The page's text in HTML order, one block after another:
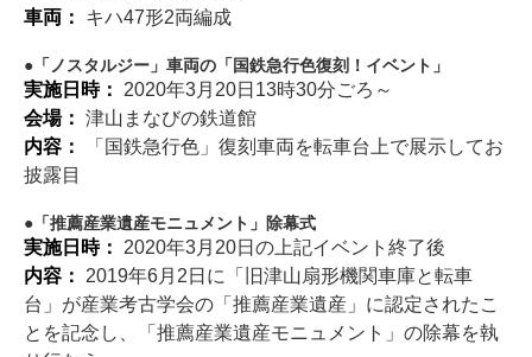
車両： キハ47形2両編成
「ノスタルジー」車両の「国鉄急行色復刻！イベント」
実施日時： 2020年3月20日13時30分ごろ～
会場： 津山まなびの鉄道館
内容：
「国鉄急行色」復刻車両を転車台上で展示してお
披露目
「推薦産業遺産モニュメント」除幕式
実施日時： 2020年3月20日の上記イベント終了後
内容： 2019年6月2日に「旧津山扇形機関車庫と転車
台」が産業考古学会の「推薦産業遺産」に認定されたこ
とを記念し、「推薦産業遺産モニュメント」の除幕を執